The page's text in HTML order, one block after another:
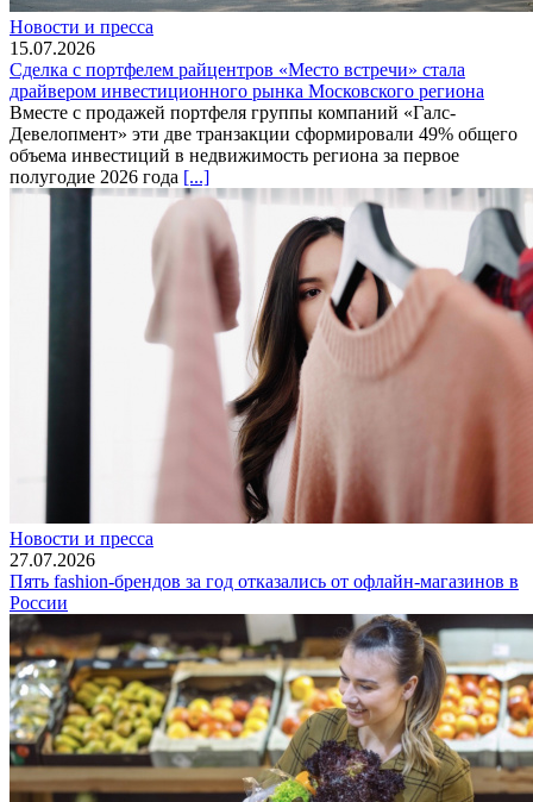
Новости и пресса
15.07.2026
Сделка с портфелем райцентров «Место встречи» стала
драйвером инвестиционного рынка Московского региона
Вместе с продажей портфеля группы компаний «Галс-
Девелопмент» эти две транзакции сформировали 49% общего
объема инвестиций в недвижимость региона за первое
полугодие 2026 года [...]
Новости и пресса
27.07.2026
Пять fashion-брендов за год отказались от офлайн-магазинов в
России